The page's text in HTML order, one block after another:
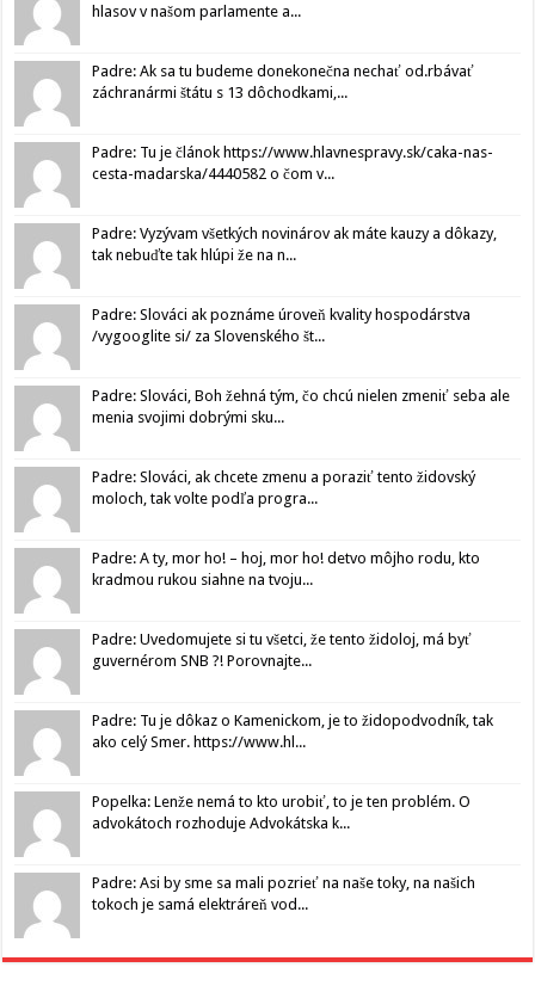
hlasov v našom parlamente a...
Padre: Ak sa tu budeme donekonečna nechať od.rbávať
záchranármi štátu s 13 dôchodkami,...
Padre: Tu je článok https://www.hlavnespravy.sk/caka-nas-
cesta-madarska/4440582 o čom v...
Padre: Vyzývam všetkých novinárov ak máte kauzy a dôkazy,
tak nebuďte tak hlúpi že na n...
Padre: Slováci ak poznáme úroveň kvality hospodárstva
/vygooglite si/ za Slovenského št...
Padre: Slováci, Boh žehná tým, čo chcú nielen zmeniť seba ale
menia svojimi dobrými sku...
Padre: Slováci, ak chcete zmenu a poraziť tento židovský
moloch, tak volte podľa progra...
Padre: A ty, mor ho! – hoj, mor ho! detvo môjho rodu, kto
kradmou rukou siahne na tvoju...
Padre: Uvedomujete si tu všetci, že tento židoloj, má byť
guvernérom SNB ?! Porovnajte...
Padre: Tu je dôkaz o Kamenickom, je to židopodvodník, tak
ako celý Smer. https://www.hl...
Popelka: Lenže nemá to kto urobiť, to je ten problém. O
advokátoch rozhoduje Advokátska k...
Padre: Asi by sme sa mali pozrieť na naše toky, na našich
tokoch je samá elektráreň vod...